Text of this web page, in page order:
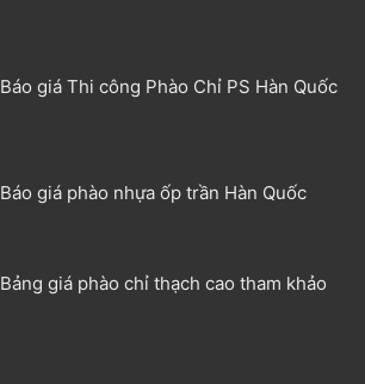
Báo giá Thi công Phào Chỉ PS Hàn Quốc
Báo giá phào nhựa ốp trần Hàn Quốc
Bảng giá phào chỉ thạch cao tham khảo